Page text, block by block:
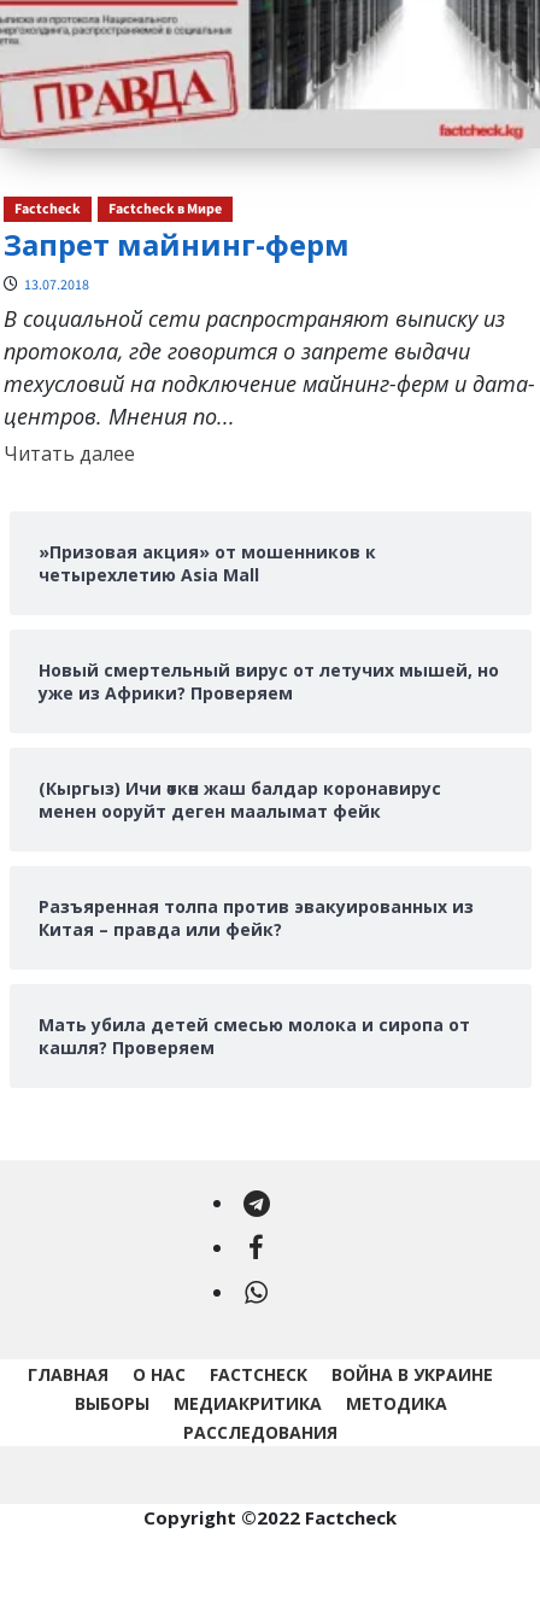
Factcheck Factcheck в Мире
Запрет майнинг-ферм
13.07.2018
В социальной сети распространяют выписку из
протокола, где говорится о запрете выдачи
техусловий на подключение майнинг-ферм и дата-
центров. Мнения по...
Читать далееПрочитать
»Призовая акция» от мошенников к
четырехлетию Asia Mall
Новый смертельный вирус от летучих мышей, но
уже из Африки? Проверяем
(Кыргыз) Ичи өткөн жаш балдар коронавирус
менен ооруйт деген маалымат фейк
Разъяренная толпа против эвакуированных из
Китая – правда или фейк?
Мать убила детей смесью молока и сиропа от
кашля? Проверяем
Telegram
Facebook
WhatsApp
ГЛАВНАЯ О НАС FACTCHECK
ВОЙНА В УКРАИНЕ
ВЫБОРЫ
МЕДИАКРИТИКА
МЕТОДИКА
РАССЛЕДОВАНИЯ
Copyright ©2022 Factcheck